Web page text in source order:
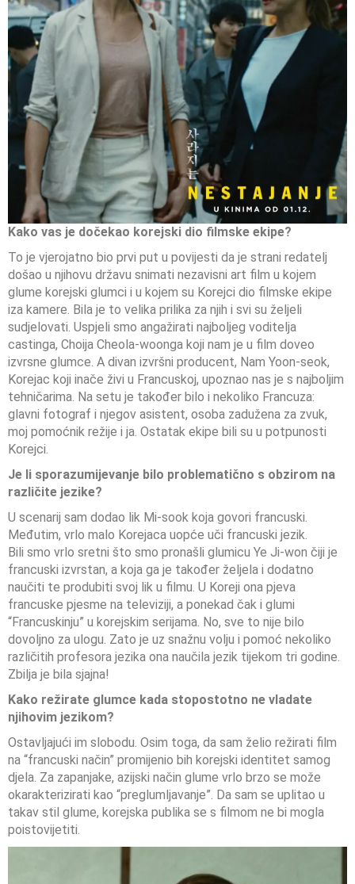
Kako vas je dočekao korejski dio filmske ekipe?
To je vjerojatno bio prvi put u povijesti da je strani redatelj
došao u njihovu državu snimati nezavisni art film u kojem
glume korejski glumci i u kojem su Korejci dio filmske ekipe
iza kamere. Bila je to velika prilika za njih i svi su željeli
sudjelovati. Uspjeli smo angažirati najboljeg voditelja
castinga, Choija Cheola-woonga koji nam je u film doveo
izvrsne glumce. A divan izvršni producent, Nam Yoon-seok,
Korejac koji inače živi u Francuskoj, upoznao nas je s najboljim
tehničarima. Na setu je također bilo i nekoliko Francuza:
glavni fotograf i njegov asistent, osoba zadužena za zvuk,
moj pomoćnik režije i ja. Ostatak ekipe bili su u potpunosti
Korejci.
Je li sporazumijevanje bilo problematično s obzirom na
različite jezike?
U scenarij sam dodao lik Mi-sook koja govori francuski.
Međutim, vrlo malo Korejaca uopće uči francuski jezik.
Bili smo vrlo sretni što smo pronašli glumicu Ye Ji-won čiji je
francuski izvrstan, a koja ga je također željela i dodatno
naučiti te produbiti svoj lik u filmu. U Koreji ona pjeva
francuske pjesme na televiziji, a ponekad čak i glumi
“Francuskinju” u korejskim serijama. No, sve to nije bilo
dovoljno za ulogu. Zato je uz snažnu volju i pomoć nekoliko
različitih profesora jezika ona naučila jezik tijekom tri godine.
Zbilja je bila sjajna!
Kako režirate glumce kada stopostotno ne vladate
njihovim jezikom?
Ostavljajući im slobodu. Osim toga, da sam želio režirati film
na “francuski način” promijenio bih korejski identitet samog
djela. Za zapanjake, azijski način glume vrlo brzo se može
okarakterizirati kao “preglumljavanje”. Da sam se uplitao u
takav stil glume, korejska publika se s filmom ne bi mogla
poistovijetiti.